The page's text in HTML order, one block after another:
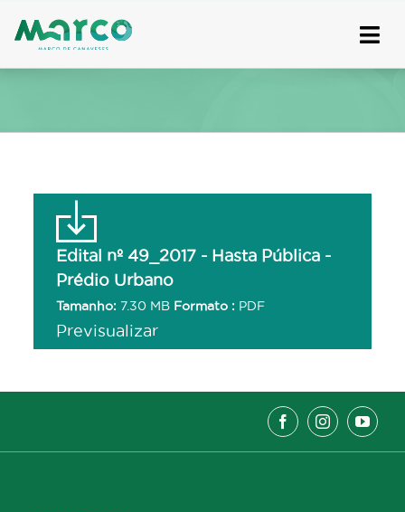
to
Edital nº 49_2017 - Hasta Pública -
Prédio Urbano
Tamanho: 7.30 MB Formato : PDF
Previsualizar